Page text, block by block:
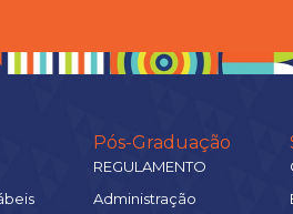
Pós-Graduação
REGULAMENTO
Administração